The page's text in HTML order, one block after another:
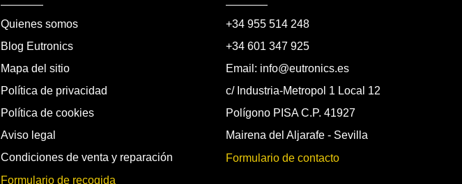
Quienes somos
Blog Eutronics
Mapa del sitio
Política de privacidad
Política de cookies
Aviso legal
Condiciones de venta y reparación
Formulario de recogida
+34 955 514 248
+34 601 347 925
Email: info@eutronics.es
c/ Industria-Metropol 1 Local 12
Polígono PISA C.P. 41927
Mairena del Aljarafe - Sevilla
Formulario de contacto